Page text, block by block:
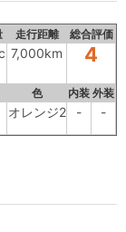
走行距離 総合評価
7,000km 4
色 内装 外装
オレンジ2 - -